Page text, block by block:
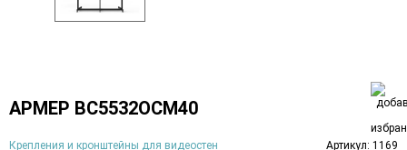
АРМЕР ВС5532ОСМ40
Крепления и кронштейны для видеостен Артикул: 1169